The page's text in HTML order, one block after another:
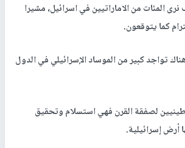
المئات من الاماراتيين في اسرائيل، مشيرا
كما يتوقعون.
تواجد كبير من الموساد الإسرائيلي في الدول
لصفقة القرن فهي استسلام وتحقيق
أرض إسرائيلية.